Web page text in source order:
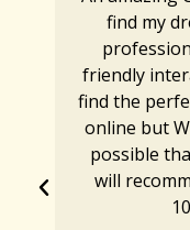
find my
friendly
find the
online but
possible
will